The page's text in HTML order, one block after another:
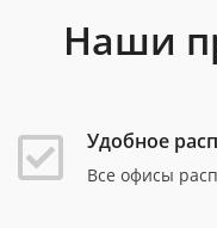
Наши
Удобное
Все офисы